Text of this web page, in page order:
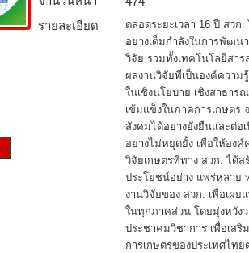
รายละเอียด
ตลอดระยะเวลา 16 ปี สวก
อย่างเต็มกำลังในการพัฒ
วิจัย รวมทั้งเทคโนโลยีสาร
ผลงานวิจัยที่เป็นองค์ความ
ในเชิงนโยบาย เชิงสาธา
เข้มแข็งในภาคการเกษตร
สังคมได้อย่างยั่งยืนและต่
อย่างไม่หยุดยั้ง เพื่อให้อง
วิจัยเกษตรที่ทาง สวก. ได้
ประโยชน์อย่าง แพร่หลาย
งานวิจัยของ สวก. เพื่อเผ
ในทุกภาคส่วน โดยมุ่งหวัง
ประชาคมวิชาการ เพื่อเสริ
การเกษตรของประเทศไทย